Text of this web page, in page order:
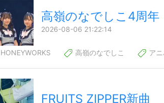
高嶺のなでしこ4周年
2026-08-06 21:22:14
HONEYWORKS 高嶺のなでしこ ア
FRUITS ZIPPER新曲